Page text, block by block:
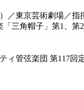
／東京芸術劇場／
「三角帽子」第1、第